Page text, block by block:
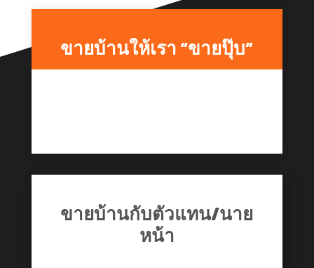
ขายบ้านให้เรา “ขายปุ๊บ”
ขายบ้านกับตัวแทน/นาย
หน้า